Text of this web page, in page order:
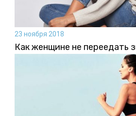
23 ноября 2018
Как женщине не переедать